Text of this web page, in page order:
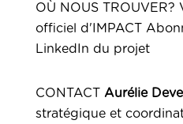
OÙ NOUS TROUVER?
officiel d'IMPACT
LinkedIn du projet
CONTACT Aurélie
stratégique et